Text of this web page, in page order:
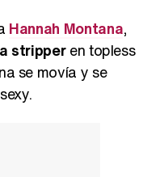
Hannah Montana,
stripperen topless
se movía y se